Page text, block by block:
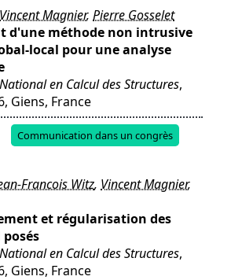
Vincent Magnier, Pierre Gosselet
d'une méthode non intrusive
local pour une analyse
en Calcul des Structures,
Giens, France
Communication dans un congrès
Francois Witz, Vincent Magnier,
et régularisation des
en Calcul des Structures,
Giens, France